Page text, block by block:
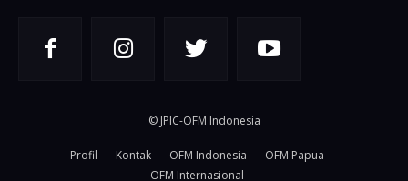
© JPIC-OFM Indonesia
Profil Kontak OFM Indonesia
OFM Papua
OFM Internasional